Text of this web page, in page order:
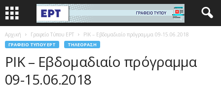
Αρχική Γραφείο Τύπου ΕΡΤ ΡΙΚ – Εβδομαδιαίο πρόγραμμα 09-15.06.2018
ΓΡΑΦΕΊΟ ΤΎΠΟΥ ΕΡΤ ΤΗΛΕΌΡΑΣΗ
ΡΙΚ – Εβδομαδιαίο πρόγραμμα
09-15.06.2018